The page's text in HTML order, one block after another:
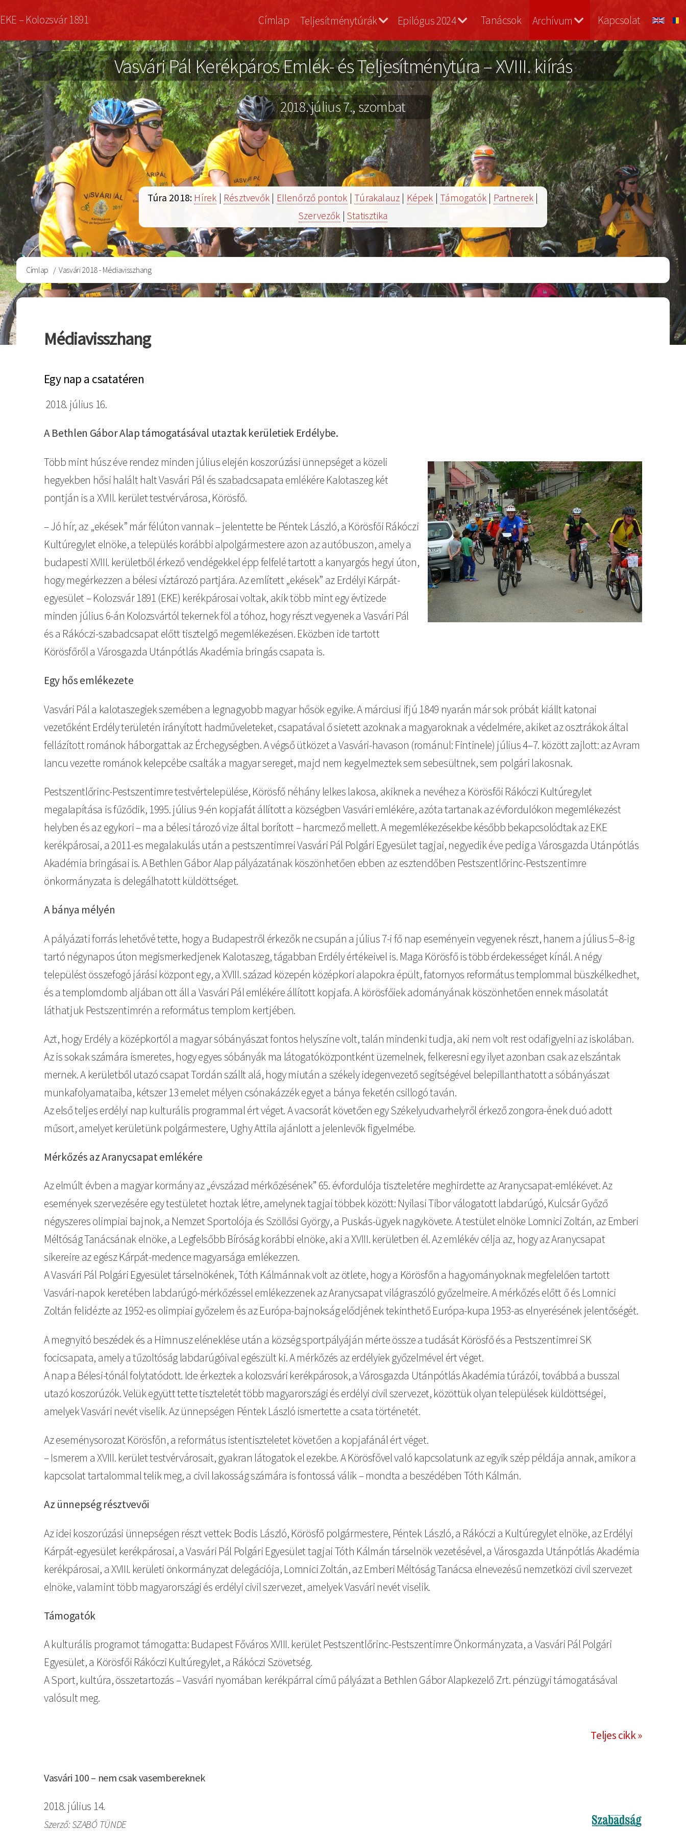
a
tartalomra
EKE – Kolozsvár 1891
Vasvári
Bringa
Címlap Teljesítménytúrák Epilógus 2024 Tanácsok Archívum Kapcsolat
Vasvári Pál Kerékpáros Emlék- és Teljesítménytúra – XVIII. kiírás
2018. július 7., szombat
Túra 2018: Hírek | Résztvevők| Ellenőrző pontok | Túrakalauz | Képek | Támogatók| Partnerek |
Szervezők |Statisztika
Morzsa
Címlap Vasvári 2018 - Médiavisszhang
Médiavisszhang
Egy nap a csatatéren
2018. július 16.
A Bethlen Gábor Alap támogatásával utaztak kerületiek Erdélybe.
Kép
Több mint húsz éve rendez minden július elején koszorúzási ünnepséget a közeli
hegyekben hősi halált halt Vasvári Pál és szabadcsapata emlékére Kalotaszeg két
pontján is a XVIII. kerület testvérvárosa, Körösfő.
– Jó hír, az „ekések” már félúton vannak – jelentette be Péntek László, a Körösfői Rákóczi
Kultúregylet elnöke, a település korábbi alpolgármestere azon az autóbuszon, amely a
budapesti XVIII. kerületből érkező vendégekkel épp felfelé tartott a kanyargós hegyi úton,
hogy megérkezzen a bélesi víztározó partjára. Az említett „ekések” az Erdélyi Kárpát-
egyesület – Kolozsvár 1891 (EKE) kerékpárosai voltak, akik több mint egy évtizede
minden július 6-án Kolozsvártól tekernek föl a tóhoz, hogy részt vegyenek a Vasvári Pál
és a Rákóczi-szabadcsapat előtt tisztelgő megemlékezésen. Eközben ide tartott
Körösfőről a Városgazda Utánpótlás Akadémia bringás csapata is.
Egy hős emlékezete
Vasvári Pál a kalotaszegiek szemében a legnagyobb magyar hősök egyike. A márciusi ifjú 1849 nyarán már sok próbát kiállt katonai
vezetőként Erdély területén irányított hadműveleteket, csapatával ő sietett azoknak a magyaroknak a védelmére, akiket az osztrákok által
fellázított románok háborgattak az Érchegységben. A végső ütközet a Vasvári-havason (románul: Fintinele) július 4–7. között zajlott: az Avram
Iancu vezette románok kelepcébe csalták a magyar sereget, majd nem kegyelmeztek sem sebesültnek, sem polgári lakosnak.
Pestszentlőrinc-Pestszentimre testvértelepülése, Körösfő néhány lelkes lakosa, akiknek a nevéhez a Körösfői Rákóczi Kultúregylet
megalapítása is fűződik, 1995. július 9-én kopjafát állított a községben Vasvári emlékére, azóta tartanak az évfordulókon megemlékezést
helyben és az egykori – ma a bélesi tározó vize által borított – harcmező mellett. A megemlékezésekbe később bekapcsolódtak az EKE
kerékpárosai, a 2011-es megalakulás után a pestszentimrei Vasvári Pál Polgári Egyesület tagjai, negyedik éve pedig a Városgazda Utánpótlás
Akadémia bringásai is. A Bethlen Gábor Alap pályázatának köszönhetően ebben az esztendőben Pestszentlőrinc-Pestszentimre
önkormányzata is delegálhatott küldöttséget.
A bánya mélyén
A pályázati forrás lehetővé tette, hogy a Budapestről érkezők ne csupán a július 7-i fő nap eseményein vegyenek részt, hanem a július 5–8-ig
tartó négynapos úton megismerkedjenek Kalotaszeg, tágabban Erdély értékeivel is. Maga Körösfő is több érdekességet kínál. A négy
települést összefogó járási központ egy, a XVIII. század közepén középkori alapokra épült, fatornyos református templommal büszkélkedhet,
és a templomdomb aljában ott áll a Vasvári Pál emlékére állított kopjafa. A körösfőiek adományának köszönhetően ennek másolatát
láthatjuk Pestszentimrén a református templom kertjében.
Azt, hogy Erdély a középkortól a magyar sóbányászat fontos helyszíne volt, talán mindenki tudja, aki nem volt rest odafigyelni az iskolában.
Az is sokak számára ismeretes, hogy egyes sóbányák ma látogatóközpontként üzemelnek, felkeresni egy ilyet azonban csak az elszántak
mernek. A kerületből utazó csapat Tordán szállt alá, hogy miután a székely idegenvezető segítségével belepillanthatott a sóbányászat
munkafolyamataiba, kétszer 13 emelet mélyen csónakázzék egyet a bánya feketén csillogó taván.
Az első teljes erdélyi nap kulturális programmal ért véget. A vacsorát követően egy Székelyudvarhelyről érkező zongora-ének duó adott
műsort, amelyet kerületünk polgármestere, Ughy Attila ajánlott a jelenlevők figyelmébe.
Mérkőzés az Aranycsapat emlékére
Az elmúlt évben a magyar kormány az „évszázad mérkőzésének” 65. évfordulója tiszteletére meghirdette az Aranycsapat-emlékévet. Az
események szervezésére egy testületet hoztak létre, amelynek tagjai többek között: Nyilasi Tibor válogatott labdarúgó, Kulcsár Győző
négyszeres olimpiai bajnok, a Nemzet Sportolója és Szöllősi György, a Puskás-ügyek nagykövete. A testület elnöke Lomnici Zoltán, az Emberi
Méltóság Tanácsának elnöke, a Legfelsőbb Bíróság korábbi elnöke, aki a XVIII. kerületben él. Az emlékév célja az, hogy az Aranycsapat
sikereire az egész Kárpát-medence magyarsága emlékezzen.
A Vasvári Pál Polgári Egyesület társelnökének, Tóth Kálmánnak volt az ötlete, hogy a Körösfőn a hagyományoknak megfelelően tartott
Vasvári-napok keretében labdarúgó-mérkőzéssel emlékezzenek az Aranycsapat világraszóló győzelmeire. A mérkőzés előtt ő és Lomnici
Zoltán felidézte az 1952-es olimpiai győzelem és az Európa-bajnokság elődjének tekinthető Európa-kupa 1953-as elnyerésének jelentőségét.
A megnyitó beszédek és a Himnusz eléneklése után a község sportpályáján mérte össze a tudását Körösfő és a Pestszentimrei SK
focicsapata, amely a tűzoltóság labdarúgóival egészült ki. A mérkőzés az erdélyiek győzelmével ért véget.
A nap a Bélesi-tónál folytatódott. Ide érkeztek a kolozsvári kerékpárosok, a Városgazda Utánpótlás Akadémia túrázói, továbbá a busszal
utazó koszorúzók. Velük együtt tette tiszteletét több magyarországi és erdélyi civil szervezet, közöttük olyan települések küldöttségei,
amelyek Vasvári nevét viselik. Az ünnepségen Péntek László ismertette a csata történetét.
Az eseménysorozat Körösfőn, a református istentiszteletet követően a kopjafánál ért véget.
– Ismerem a XVIII. kerület testvérvárosait, gyakran látogatok el ezekbe. A Körösfővel való kapcsolatunk az egyik szép példája annak, amikor a
kapcsolat tartalommal telik meg, a civil lakosság számára is fontossá válik – mondta a beszédében Tóth Kálmán.
Az ünnepség résztvevői
Az idei koszorúzási ünnepségen részt vettek: Bodis László, Körösfő polgármestere, Péntek László, a Rákóczi a Kultúregylet elnöke, az Erdélyi
Kárpát-egyesület kerékpárosai, a Vasvári Pál Polgári Egyesület tagjai Tóth Kálmán társelnök vezetésével, a Városgazda Utánpótlás Akadémia
kerékpárosai, a XVIII. kerületi önkormányzat delegációja, Lomnici Zoltán, az Emberi Méltóság Tanácsa elnevezésű nemzetközi civil szervezet
elnöke, valamint több magyarországi és erdélyi civil szervezet, amelyek Vasvári nevét viselik.
Támogatók
A kulturális programot támogatta: Budapest Főváros XVIII. kerület Pestszentlőrinc-Pestszentimre Önkormányzata, a Vasvári Pál Polgári
Egyesület, a Körösfői Rákóczi Kultúregylet, a Rákóczi Szövetség.
A Sport, kultúra, összetartozás – Vasvári nyomában kerékpárral című pályázat a Bethlen Gábor Alapkezelő Zrt. pénzügyi támogatásával
valósult meg.
Teljes cikk »
Vasvári 100 – nem csak vasembereknek
2018. július 14.
Szerző: SZABÓ TÜNDE